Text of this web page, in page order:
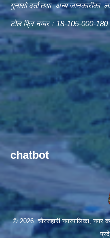
गुनासो दर्ता तथा अन्य जानकारीका
टोल फ्रि नम्बर ः 18-105-000-180
chatbot
© 2026 चौरजहारी नगरपालिका, नगर